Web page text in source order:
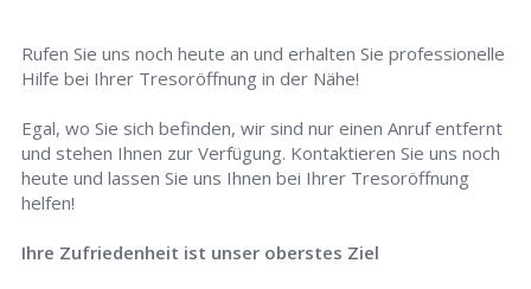
Rufen Sie uns noch heute an und erhalten Sie professionelle
Hilfe bei Ihrer Tresoröffnung in der Nähe!
Egal, wo Sie sich befinden, wir sind nur einen Anruf entfernt
und stehen Ihnen zur Verfügung. Kontaktieren Sie uns noch
heute und lassen Sie uns Ihnen bei Ihrer Tresoröffnung
helfen!
Ihre Zufriedenheit ist unser oberstes Ziel